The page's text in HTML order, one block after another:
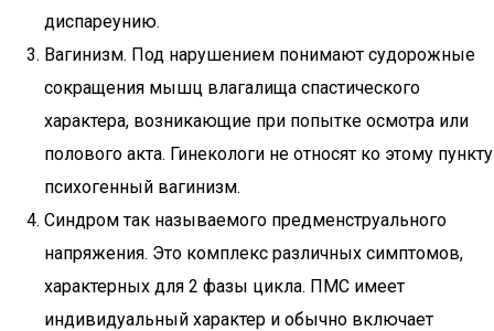
диспареунию.
Вагинизм. Под нарушением понимают судорожные
сокращения мышц влагалища спастического
характера, возникающие при попытке осмотра или
полового акта. Гинекологи не относят ко этому пункту
психогенный вагинизм.
Синдром так называемого предменструального
напряжения. Это комплекс различных симптомов,
характерных для 2 фазы цикла. ПМС имеет
индивидуальный характер и обычно включает